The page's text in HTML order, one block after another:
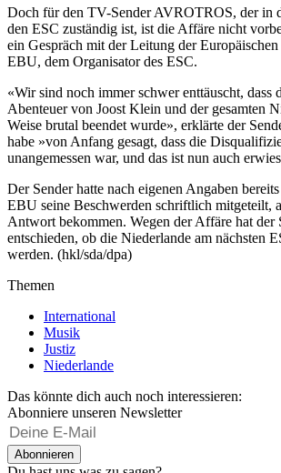
Doch für den TV-Sender AVROTROS, der in
den ESC zuständig ist, ist die Affäre nicht
ein Gespräch mit der Leitung der
EBU, dem Organisator des ESC.
«Wir sind noch immer schwer enttäuscht, dass
Abenteuer von Joost Klein und der gesamten
Weise brutal beendet wurde», erklärte der
habe »von Anfang gesagt, dass die
unangemessen war, und das ist nun auch
Der Sender hatte nach eigenen Angaben
EBU seine Beschwerden schriftlich mitgeteilt,
Antwort bekommen. Wegen der Affäre hat der
entschieden, ob die Niederlande am nächsten
werden. (hkl/sda/dpa)
Themen
International
Musik
Justiz
Niederlande
Das könnte dich auch noch interessieren:
Abonniere unseren Newsletter
Abonnieren